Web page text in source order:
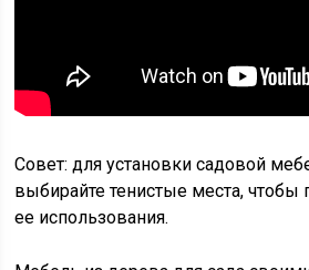
Совет: для установки садовой
выбирайте тенистые места,
ее использования.